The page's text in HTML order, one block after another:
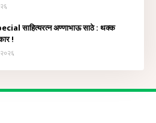
साहित्यरत्न अण्णाभाऊ साठे : थक्क
!